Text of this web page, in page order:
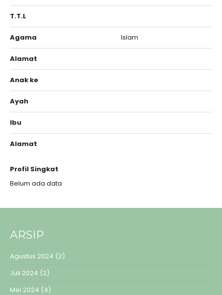
T.T.L
Agama Islam
Alamat
Anak ke
Ayah
Ibu
Alamat
Profil Singkat
Belum ada data
ARSIP
Agustus 2024 (2)
Juli 2024 (2)
Mei 2024 (4)